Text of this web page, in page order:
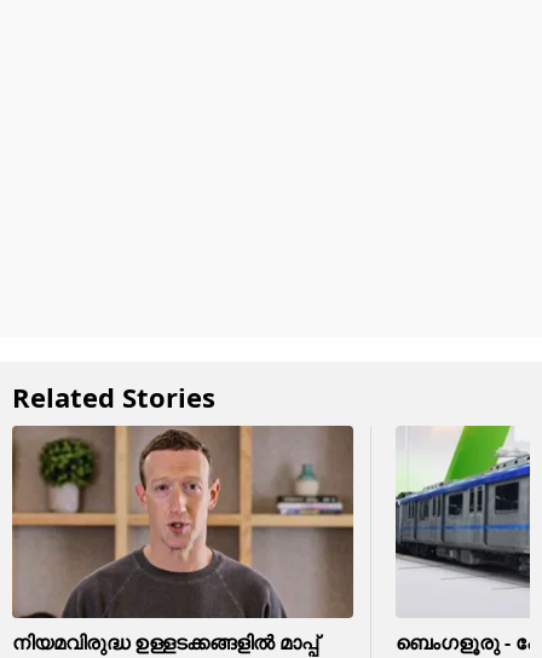
Related Stories
നിയമവിരുദ്ധ ഉള്ളടക്കങ്ങളിൽ മാപ്പ്
ബെംഗളൂരു -